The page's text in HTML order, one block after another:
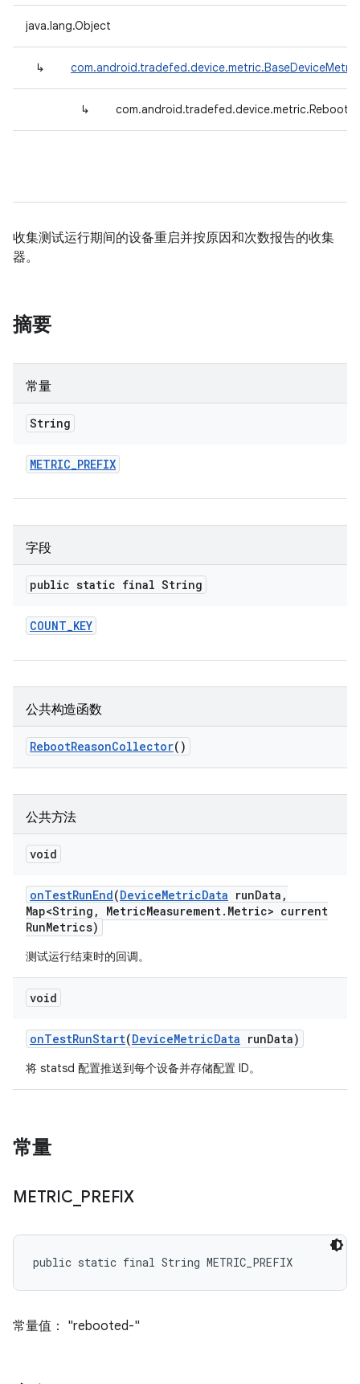
java.lang.Object
↳
↳
收集测试运行期间的设备重启并按原因和次数报告的收集
器。
摘要
常量
String
METRIC_PREFIX
字段
public static final String
COUNT_KEY
公共构造函数
RebootReasonCollector()
公共方法
void
onTestRunEnd(DeviceMetricData runData ,
Map<String , MetricMeasurement. Metric> current
RunMetrics)
测试运行结束时的回调。
void
onTestRunStart(DeviceMetricData runData)
将 statsd 配置推送到每个设备并存储配置 ID。
常量
METRIC PREFIX
public static final String METRIC_PREFIX
常量值： "rebooted-"